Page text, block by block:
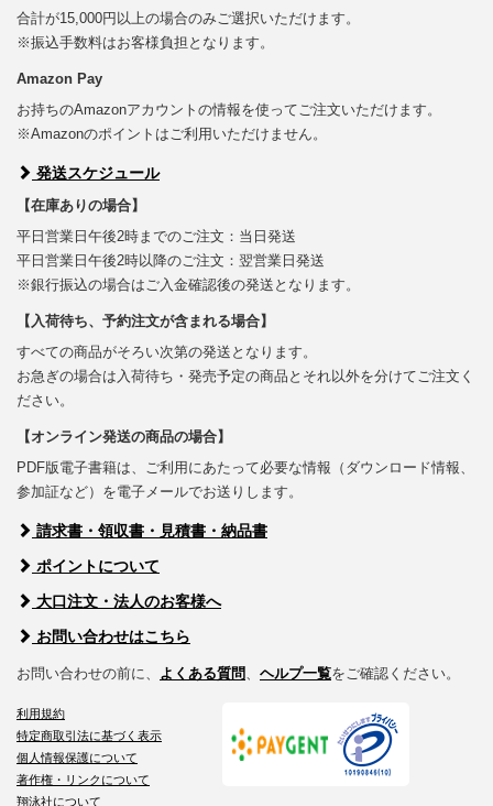
合計が15,000円以上の場合のみご選択いただけます。
※振込手数料はお客様負担となります。
Amazon Pay
お持ちのAmazonアカウントの情報を使ってご注文いただけます。
※Amazonのポイントはご利用いただけません。
発送スケジュール
【在庫ありの場合】
平日営業日午後2時までのご注文：当日発送
平日営業日午後2時以降のご注文：翌営業日発送
※銀行振込の場合はご入金確認後の発送となります。
【入荷待ち、予約注文が含まれる場合】
すべての商品がそろい次第の発送となります。
お急ぎの場合は入荷待ち・発売予定の商品とそれ以外を分けてご注文く
ださい。
【オンライン発送の商品の場合】
PDF版電子書籍は、ご利用にあたって必要な情報（ダウンロード情報、
参加証など）を電子メールでお送りします。
請求書・領収書・見積書・納品書
ポイントについて
大口注文・法人のお客様へ
お問い合わせはこちら
お問い合わせの前に、 よくある質問 ヘルプ一覧をご確認ください。
利用規約
特定商取引法に基づく表示
個人情報保護について
著作権・リンクについて
翔泳社について